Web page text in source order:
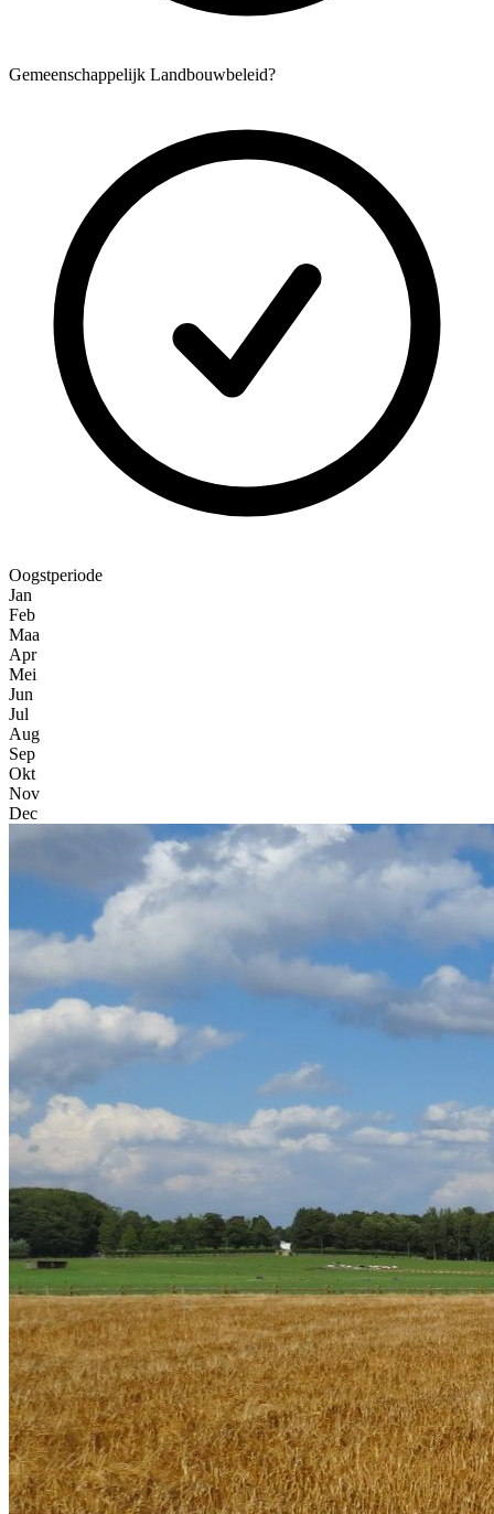
Gemeenschappelijk Landbouwbeleid?
Oogstperiode
Jan
Feb
Maa
Apr
Mei
Jun
Jul
Aug
Sep
Okt
Nov
Dec